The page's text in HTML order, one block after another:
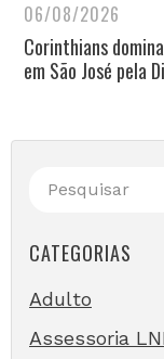
06/08/2026
Corinthians
em São José pela
CATEGORIAS
Adulto
Assessoria